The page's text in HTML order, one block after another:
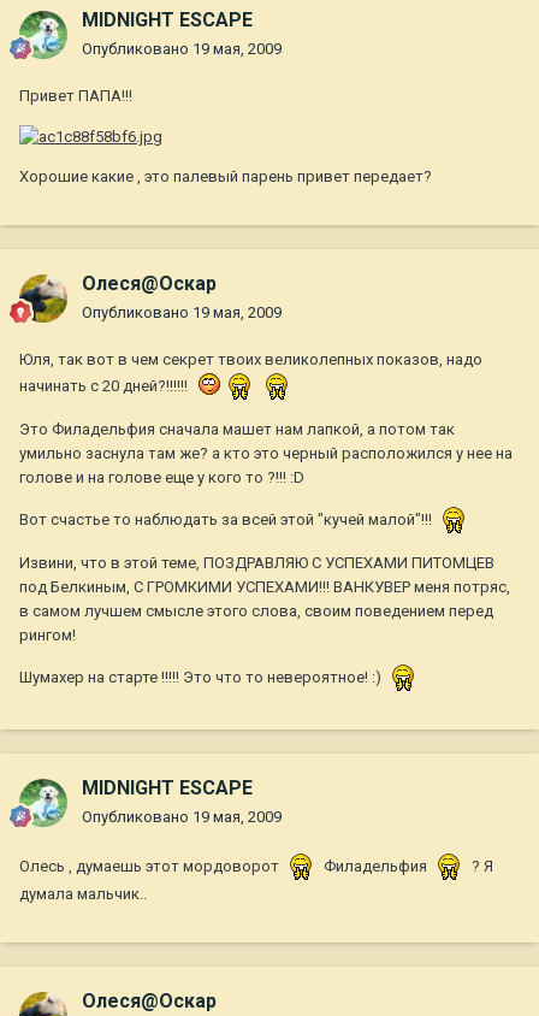
MIDNIGHT ESCAPE
Опубликовано 19 мая, 2009
Привет ПАПА!!!
Хорошие какие , это палевый парень привет передает?
Олеся@Оскар
Опубликовано 19 мая, 2009
Юля, так вот в чем секрет твоих великолепных показов, надо
начинать с 20 дней?!!!!!!
Это Филадельфия сначала машет нам лапкой, а потом так
умильно заснула там же? а кто это черный расположился у нее на
голове и на голове еще у кого то ?!!! :D
Вот счастье то наблюдать за всей этой "кучей малой"!!!
Извини, что в этой теме, ПОЗДРАВЛЯЮ С УСПЕХАМИ ПИТОМЦЕВ
под Белкиным, С ГРОМКИМИ УСПЕХАМИ!!! ВАНКУВЕР меня потряс,
в самом лучшем смысле этого слова, своим поведением перед
рингом!
Шумахер на старте !!!!! Это что то невероятное! :)
MIDNIGHT ESCAPE
Опубликовано 19 мая, 2009
Олесь , думаешь этот мордоворот Филадельфия
? Я
думала мальчик..
Олеся@Оскар